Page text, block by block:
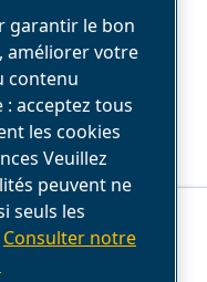
Ces cookies sont
manière dont vous
de nous souvenir
d'améliorer et de
ainsi que pour
garantir le bon
améliorer votre
contenu
acceptez tous
les cookies
Veuillez
peuvent ne
seuls les
Consulter notre